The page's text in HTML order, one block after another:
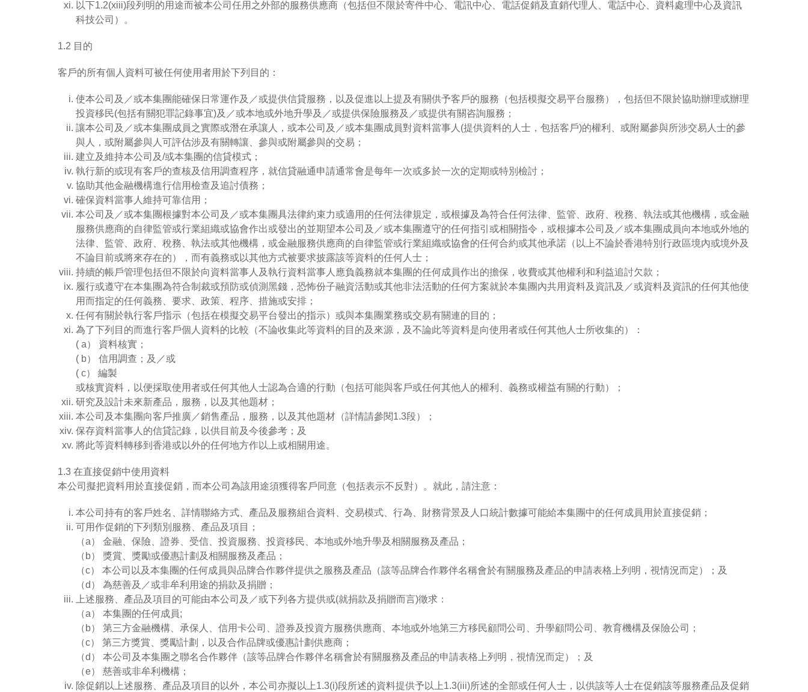
以下1.2(xiii)段列明的用途而被本公司任用之外部的服務供應商（包括但不限於寄件中心、電訊中心、電話促銷及直銷代理人、電話中心、資料處理中心及資訊
科技公司）。
1.2 目的
客戶的所有個人資料可被任何使用者用於下列目的：
使本公司及／或本集團能確保日常運作及／或提供信貸服務，以及促進以上提及有關供予客戶的服務（包括模擬交易平台服務），包括但不限於協助辦理或辦理
投資移民(包括有關犯罪記錄事宜)及／或本地或外地升學及／或提供保險服務及／或提供有關咨詢服務；
讓本公司及／或本集團成員之實際或潛在承讓人，或本公司及／或本集團成員對資料當事人(提供資料的人士，包括客戶)的權利、或附屬參與所涉交易人士的參
與人，或附屬參與人可評估涉及有關轉讓、參與或附屬參與的交易；
建立及維持本公司及/或本集團的信貸模式；
執行新的或現有客戶的查核及信用調查程序，就信貸融通申請通常會是每年一次或多於一次的定期或特別檢討；
協助其他金融機構進行信用檢查及追討債務；
確保資料當事人維持可靠信用；
本公司及／或本集團根據對本公司及／或本集團具法律約束力或適用的任何法律規定，或根據及為符合任何法律、監管、政府、稅務、執法或其他機構，或金融
服務供應商的自律監管或行業組織或協會作出或發出的並期望本公司及／或本集團遵守的任何指引或相關指令，或根據本公司及／或本集團成員向本地或外地的
法律、監管、政府、稅務、執法或其他機構，或金融服務供應商的自律監管或行業組織或協會的任何合約或其他承諾（以上不論於香港特別行政區境內或境外及
不論目前或將來存在的），而有義務或以其他方式被要求披露該等資料的任何人士；
持續的帳戶管理包括但不限於向資料當事人及執行資料當事人應負義務就本集團的任何成員作出的擔保，收費或其他權利和利益追討欠款；
履行或遵守在本集團為符合制裁或預防或偵測黑錢，恐怖份子融資活動或其他非法活動的任何方案就於本集團內共用資料及資訊及／或資料及資訊的任何其他使
用而指定的任何義務、要求、政策、程序、措施或安排；
任何有關於執行客戶指示（包括在模擬交易平台發出的指示）或與本集團業務或交易有關連的目的；
為了下列目的而進行客戶個人資料的比較（不論收集此等資料的目的及來源，及不論此等資料是向使用者或任何其他人士所收集的）：
( a） 資料核實；
( b） 信用調查；及／或
( c） 編製
或核實資料，以便採取使用者或任何其他人士認為合適的行動（包括可能與客戶或任何其他人的權利、義務或權益有關的行動）；
研究及設計未來新產品，服務，以及其他題材；
本公司及本集團向客戶推廣／銷售產品，服務，以及其他題材（詳情請參閱1.3段）；
保存資料當事人的信貸記錄，以供目前及今後參考；及
將此等資料轉移到香港或以外的任何地方作以上或相關用途。
1.3 在直接促銷中使用資料
本公司擬把資料用於直接促銷，而本公司為該用途須獲得客戶同意（包括表示不反對）。就此，請注意：
本公司持有的客戶姓名、詳情聯絡方式、產品及服務組合資料、交易模式、行為、財務背景及人口統計數據可能給本集團中的任何成員用於直接促銷；
可用作促銷的下列類別服務、產品及項目；
（a） 金融、保險、證券、受信、投資服務、投資移民、本地或外地升學及相關服務及產品；
（b） 獎賞、獎勵或優惠計劃及相關服務及產品；
（c） 本公司以及本集團的任何成員與品牌合作夥伴提供之服務及產品（該等品牌合作夥伴名稱會於有關服務及產品的申請表格上列明，視情況而定）；及
（d） 為慈善及／或非牟利用途的捐款及捐贈；
上述服務、產品及項目的可能由本公司及／或下列各方提供或(就捐款及捐贈而言)徵求：
（a） 本集團的任何成員;
（b） 第三方金融機構、承保人、信用卡公司、證券及投資方服務供應商、本地或外地第三方移民顧問公司、升學顧問公司、教育機構及保險公司；
（c） 第三方獎賞、獎勵計劃，以及合作品牌或優惠計劃供應商；
（d） 本公司及本集團之聯名合作夥伴（該等品牌合作夥伴名稱會於有關服務及產品的申請表格上列明，視情況而定）；及
（e） 慈善或非牟利機構；
除促銷以上述服務、產品及項目的以外，本公司亦擬以上1.3(i)段所述的資料提供予以上1.3(iii)所述的全部或任何人士，以供該等人士在促銷該等服務產品及促銷